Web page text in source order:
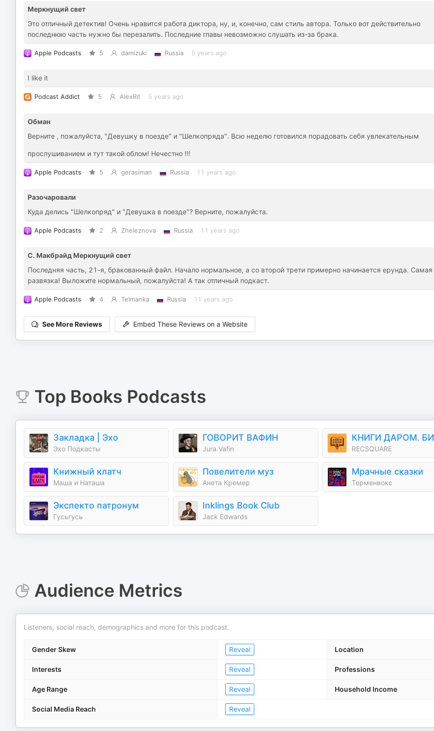
Меркнущий свет
Это отличный детектив! Очень нравится работа диктора, ну, и, конечно, сам стиль автора. Только вот действительно
последнюю часть нужно бы перезалить. Последние главы невозможно слушать из-за брака.
Apple Podcasts 5 damizuki Russia 5 years ago
I like it
Podcast Addict 5 AlexRit 5 years ago
Обман
Верните , пожалуйста, "Девушку в поезде" и "Шелкопряда". Всю неделю готовился порадовать себя увлекательным
прослушиванием и тут такой облом! Нечестно !!!
Apple Podcasts 5 gerasiman Russia 11 years ago
Разочаровали
Куда делись "Шелкопряд" и "Девушка в поезде"? Верните, пожалуйста.
Apple Podcasts 2 Zheleznova Russia 11 years ago
С. Макбрайд Меркнущий свет
Последняя часть, 21-я, бракованный файл. Начало нормальное, а со второй трети примерно начинается ерунда. Самая
развязка! Выложите нормальный, пожалуйста! А так отличный подкаст.
Apple Podcasts 4 Telmanka Russia 11 years ago
See More Reviews Embed These Reviews on a Website
Top Books Podcasts
Закладка | Эхо
Эхо Подкасты
ГОВОРИТ ВАФИН
Jura.Vafin RECSQUARE
Книжный клатч
Маша и Наташа
Повелители муз
Анета Кремер
Мрачные сказки
Терменвокс
Экспекто патронум
Гусьгусь
Inklings Book Club
Jack Edwards
Audience Metrics
Listeners, social reach, demographics and more for this podcast.
Gender Skew Reveal Location
Interests Reveal Professions
Age Range Reveal Household Income
Social Media Reach Reveal